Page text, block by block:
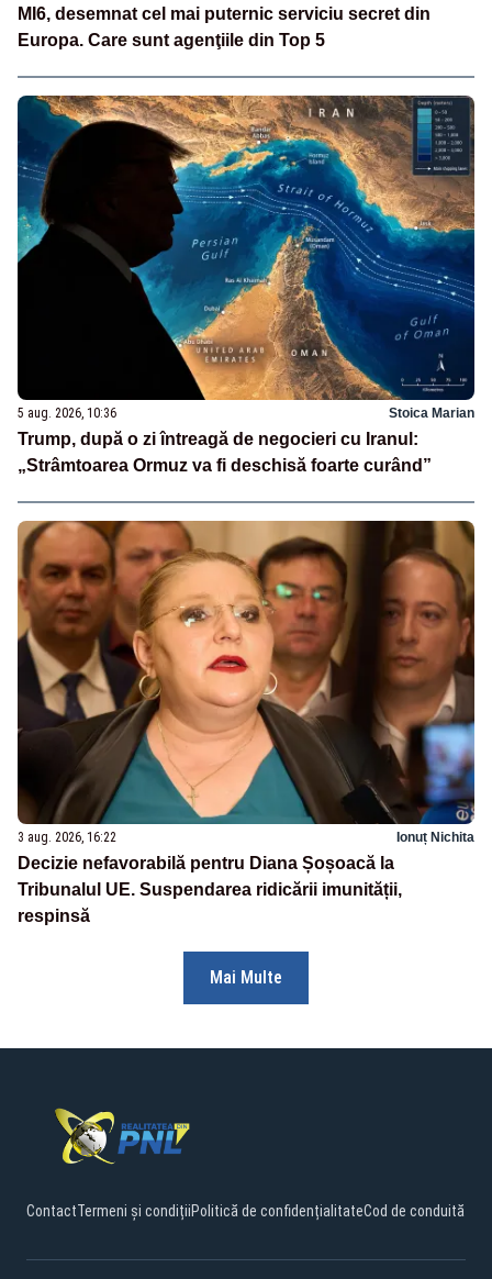
MI6, desemnat cel mai puternic serviciu secret din
Europa. Care sunt agenţiile din Top 5
5 aug. 2026, 10:36 Stoica Marian
Trump, după o zi întreagă de negocieri cu Iranul:
„Strâmtoarea Ormuz va fi deschisă foarte curând”
3 aug. 2026, 16:22 Ionuț Nichita
Decizie nefavorabilă pentru Diana Șoșoacă la
Tribunalul UE. Suspendarea ridicării imunității,
respinsă
Mai Multe
ContactTermeni și condițiiPolitică de confidențialitateCod de conduită